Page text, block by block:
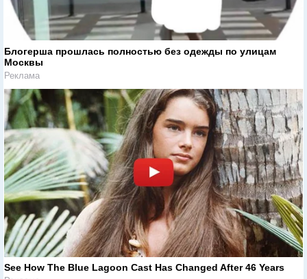
Блогерша прошлась полностью без одежды по улицам
Москвы
Реклама
See How The Blue Lagoon Cast Has Changed After 46 Years